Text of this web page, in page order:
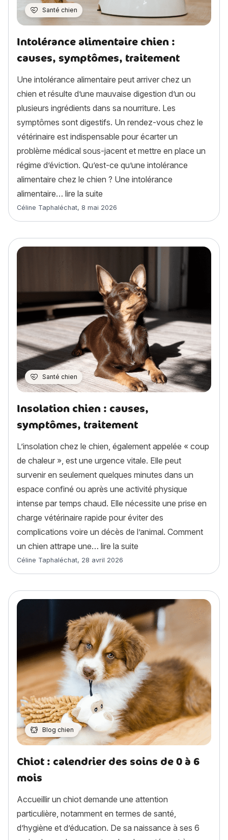
Santé chien
Intolérance alimentaire chien :
causes, symptômes, traitement
Une intolérance alimentaire peut arriver chez un
chien et résulte d’une mauvaise digestion d’un ou
plusieurs ingrédients dans sa nourriture. Les
symptômes sont digestifs. Un rendez-vous chez le
vétérinaire est indispensable pour écarter un
problème médical sous-jacent et mettre en place un
régime d’éviction. Qu’est-ce qu’une intolérance
alimentaire chez le chien ? Une intolérance
alimentaire… lire la suite
Article rédigé par
Céline Taphaléchat, 8 mai 2026
Santé chien
Insolation chien : causes,
symptômes, traitement
L’insolation chez le chien, également appelée « coup
de chaleur », est une urgence vitale. Elle peut
survenir en seulement quelques minutes dans un
espace confiné ou après une activité physique
intense par temps chaud. Elle nécessite une prise en
charge vétérinaire rapide pour éviter des
complications voire un décès de l’animal. Comment
un chien attrape une… lire la suite
Article rédigé par
Céline Taphaléchat, 28 avril 2026
Blog chien
Chiot : calendrier des soins de 0 à 6
mois
Accueillir un chiot demande une attention
particulière, notamment en termes de santé,
d’hygiène et d’éducation. De sa naissance à ses 6